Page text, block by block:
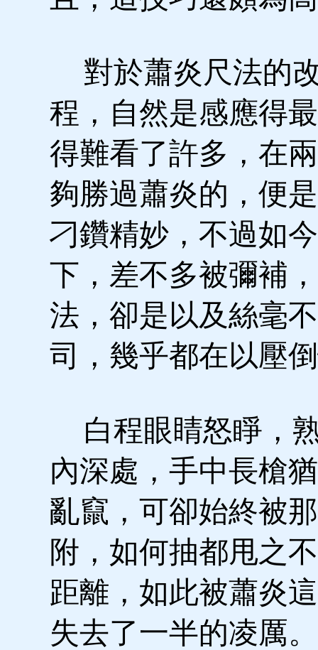
對於蕭炎尺法的
程，自然是感應得
得難看了許多，在
夠勝過蕭炎的，便
刁鑽精妙，不過如
下，差不多被彌補
法，卻是以及絲毫
司，幾乎都在以壓
白程眼睛怒睜，
內深處，手中長槍
亂竄，可卻始終被
附，如何抽都甩之
距離，如此被蕭炎
失去了一半的凌厲。